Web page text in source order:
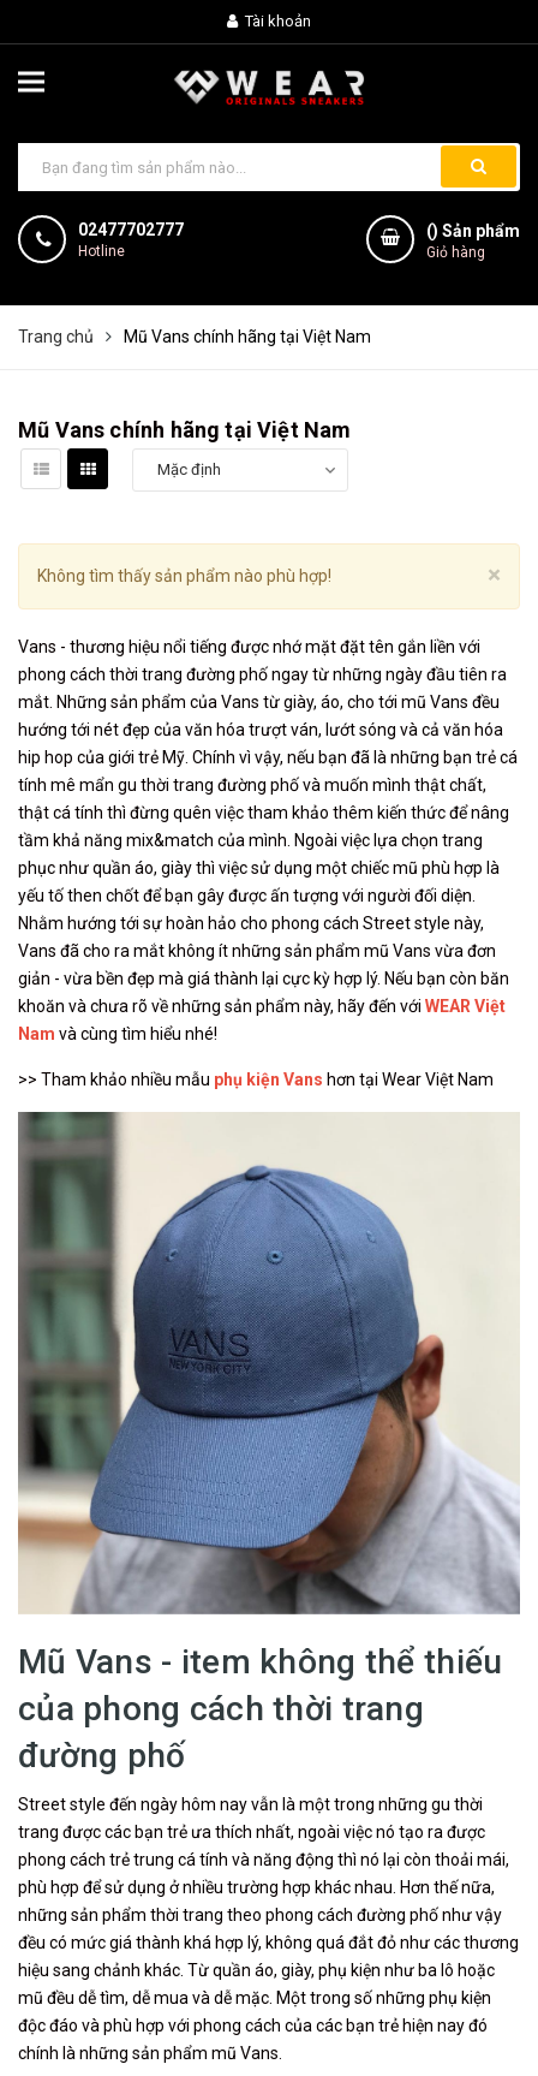
Tài khoản
02477702777
Hotline
() Sản phẩm
Giỏ hàng
Trang chủ Mũ Vans chính hãng tại Việt Nam
Mũ Vans chính hãng tại Việt Nam
Mặc định
×
Không tìm thấy sản phẩm nào phù hợp!
Vans - thương hiệu nổi tiếng được nhớ mặt đặt tên gắn liền với
phong cách thời trang đường phố ngay từ những ngày đầu tiên ra
mắt. Những sản phẩm của Vans từ giày, áo, cho tới mũ Vans đều
hướng tới nét đẹp của văn hóa trượt ván, lướt sóng và cả văn hóa
hip hop của giới trẻ Mỹ. Chính vì vậy, nếu bạn đã là những bạn trẻ cá
tính mê mẩn gu thời trang đường phố và muốn mình thật chất,
thật cá tính thì đừng quên việc tham khảo thêm kiến thức để nâng
tầm khả năng mix&match của mình. Ngoài việc lựa chọn trang
phục như quần áo, giày thì việc sử dụng một chiếc mũ phù hợp là
yếu tố then chốt để bạn gây được ấn tượng với người đối diện.
Nhằm hướng tới sự hoàn hảo cho phong cách Street style này,
Vans đã cho ra mắt không ít những sản phẩm mũ Vans vừa đơn
giản - vừa bền đẹp mà giá thành lại cực kỳ hợp lý. Nếu bạn còn băn
khoăn và chưa rõ về những sản phẩm này, hãy đến với WEAR Việt
Nam và cùng tìm hiểu nhé!
>> Tham khảo nhiều mẫu phụ kiện Vans hơn tại Wear Việt Nam
Mũ Vans - item không thể thiếu
của phong cách thời trang
đường phố
Street style đến ngày hôm nay vẫn là một trong những gu thời
trang được các bạn trẻ ưa thích nhất, ngoài việc nó tạo ra được
phong cách trẻ trung cá tính và năng động thì nó lại còn thoải mái,
phù hợp để sử dụng ở nhiều trường hợp khác nhau. Hơn thế nữa,
những sản phẩm thời trang theo phong cách đường phố như vậy
đều có mức giá thành khá hợp lý, không quá đắt đỏ như các thương
hiệu sang chảnh khác. Từ quần áo, giày, phụ kiện như ba lô hoặc
mũ đều dễ tìm, dễ mua và dễ mặc. Một trong số những phụ kiện
độc đáo và phù hợp với phong cách của các bạn trẻ hiện nay đó
chính là những sản phẩm mũ Vans.